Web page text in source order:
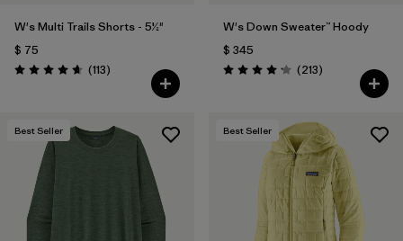
W's Multi Trails Shorts - 5½"
$ 75
Valoración: 4.7 / 5
(113Comentarios
)
W's Down Sweater™ Hoody
$ 345
Valoración: 4.2 / 5
(213Comentarios
)
Best Seller Best Seller